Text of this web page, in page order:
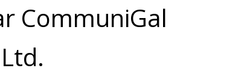
CommuniGal